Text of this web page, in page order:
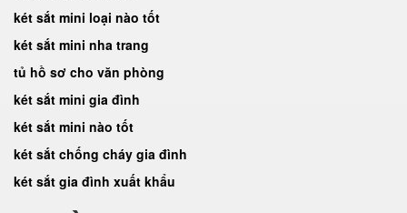
két sắt mini loại nào tốt
két sắt mini nha trang
tủ hồ sơ cho văn phòng
két sắt mini gia đình
két sắt mini nào tốt
két sắt chống cháy gia đình
két sắt gia đình xuất khẩu